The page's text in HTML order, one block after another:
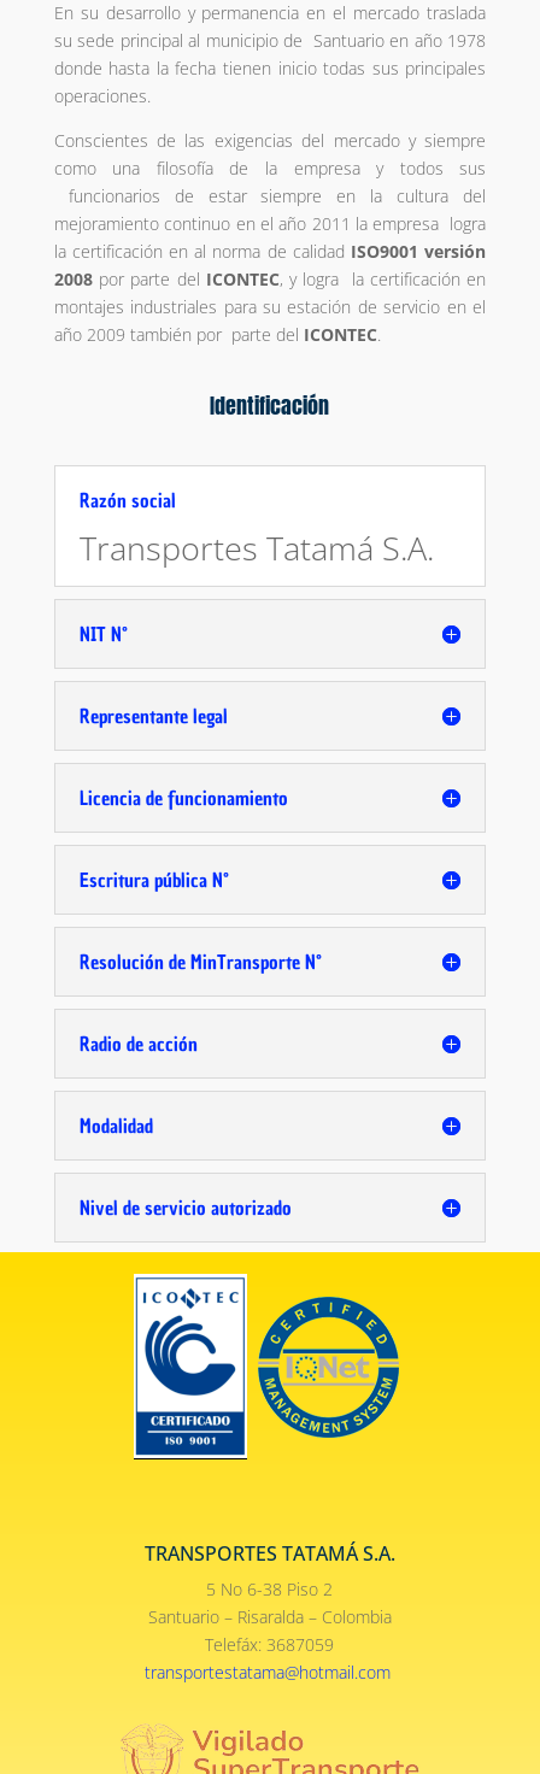
En su desarrollo y permanencia en el mercado traslada
su sede principal al municipio de Santuario en año 1978
donde hasta la fecha tienen inicio todas sus principales
operaciones.
Conscientes de las exigencias del mercado y siempre
como una filosofía de la empresa y todos sus
funcionarios de estar siempre en la cultura del
mejoramiento continuo en el año 2011 la empresa logra
la certificación en al norma de calidad ISO9001 versión
2008por parte del ICONTEC, y logra la certificación en
montajes industriales para su estación de servicio en el
año 2009 también por parte del ICONTEC.
Identificación
Razón social
Transportes Tatamá S.A.
NIT N°
Representante legal
Licencia de funcionamiento
Escritura pública N°
Resolución de MinTransporte N°
Radio de acción
Modalidad
Nivel de servicio autorizado
TRANSPORTES TATAMÁ S.A.
5 No 6-38 Piso 2
Santuario – Risaralda – Colombia
Telefáx: 3687059
transportestatama@hotmail.com